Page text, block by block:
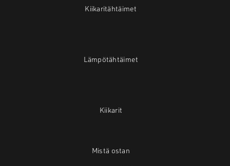
Kiikaritähtäimet
Lämpötähtäimet
Kiikarit
Mistä ostan